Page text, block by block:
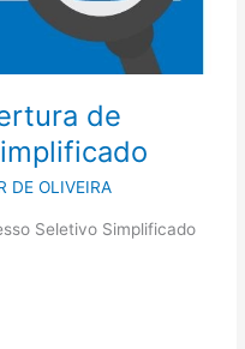
de
DE OLIVEIRA
Seletivo Simplificado